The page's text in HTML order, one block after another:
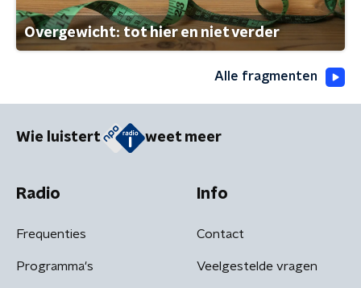
Overgewicht: tot hier en niet verder
Alle fragmenten
Wie luistert weet meer
Radio
Frequenties
Programma's
Info
Contact
Veelgestelde vragen